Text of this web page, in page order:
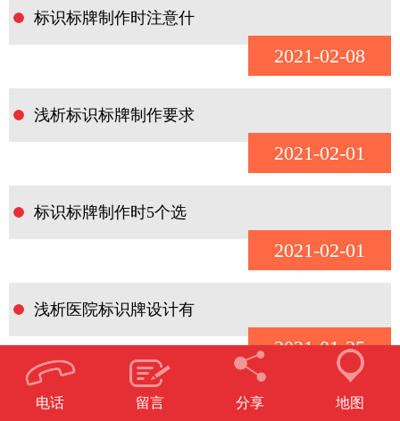
标识标牌制作时注意什
2021-02-08
浅析标识标牌制作要求
2021-02-01
标识标牌制作时5个选
2021-02-01
浅析医院标识牌设计有
2021-01-25
你知道什么是标识标牌
电话 留言 分享 地图